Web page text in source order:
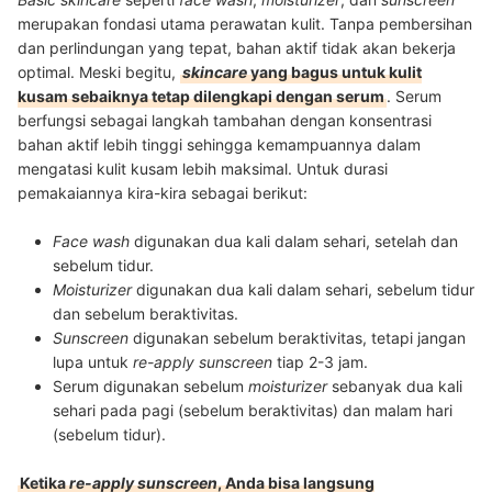
merupakan fondasi utama perawatan kulit. Tanpa pembersihan
dan perlindungan yang tepat, bahan aktif tidak akan bekerja
optimal. Meski begitu, skincareyang bagus untuk kulit
kusam sebaiknya tetap dilengkapi dengan serum. Serum
berfungsi sebagai langkah tambahan dengan konsentrasi
bahan aktif lebih tinggi sehingga kemampuannya dalam
mengatasi kulit kusam lebih maksimal. Untuk durasi
pemakaiannya kira-kira sebagai berikut:
Face wash digunakan dua kali dalam sehari, setelah dan
sebelum tidur.
Moisturizerdigunakan dua kali dalam sehari, sebelum tidur
dan sebelum beraktivitas.
Sunscreen digunakan sebelum beraktivitas, tetapi jangan
lupa untuk re-apply sunscreen tiap 2-3 jam.
Serum digunakan sebelum moisturizersebanyak dua kali
sehari pada pagi (sebelum beraktivitas) dan malam hari
(sebelum tidur).
Ketikare-apply sunscreen, Anda bisa langsung